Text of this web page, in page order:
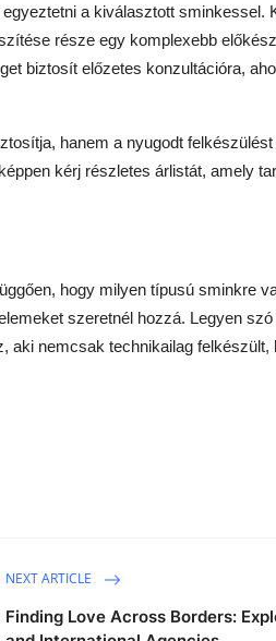
a kiválasztott sminkessel.
része egy komplexebb
biztosít előzetes konzultációra,
hanem a nyugodt
kérj részletes árlistát, amely
hogy milyen típusú sminkre
szeretnél hozzá. Legyen
aki nemcsak technikailag felkészült,
NEXT ARTICLE
Finding Love Across Borders: